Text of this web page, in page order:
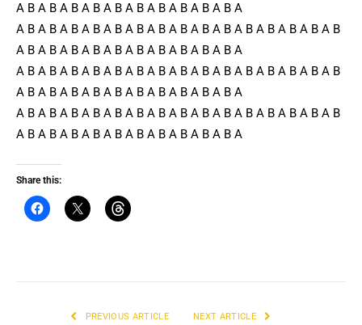
A B A B A B A B A B A B A B A B A B A B A
A B A B A B A B A B A B A B A B A B A B A B A B A B A B A B
A B A B A B A B A B A B A B A B A B A B A
A B A B A B A B A B A B A B A B A B A B A B A B A B A B A B
A B A B A B A B A B A B A B A B A B A B A
A B A B A B A B A B A B A B A B A B A B A B A B A B A B A B
A B A B A B A B A B A B A B A B A B A B A
Share this:
PREVIOUS ARTICLE NEXT ARTICLE